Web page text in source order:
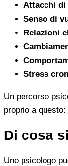
Attacchi di
Senso di
Relazioni
Stress
Un percorso
proprio a
Di cosa
Uno psicologo